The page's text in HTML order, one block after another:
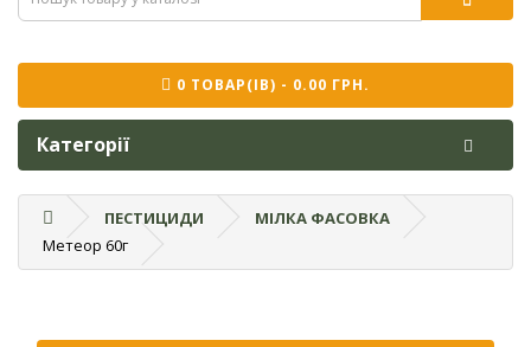
0 ТОВАР(ІВ) - 0.00 ГРН.
Категорії
ПЕСТИЦИДИ
МІЛКА ФАСОВКА
Метеор 60г